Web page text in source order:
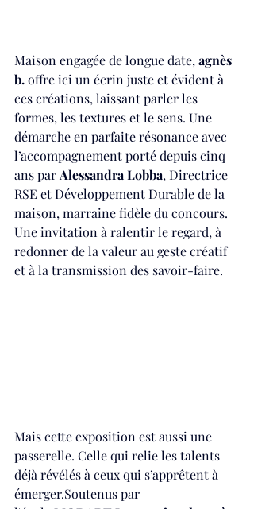
Maison engagée de longue date, agnès
b. offre ici un écrin juste et évident à
ces créations, laissant parler les
formes, les textures et le sens. Une
démarche en parfaite résonance avec
l’accompagnement porté depuis cinq
ans par Alessandra Lobba, Directrice
RSE et Développement Durable de la
maison, marraine fidèle du concours.
Une invitation à ralentir le regard, à
redonner de la valeur au geste créatif
et à la transmission des savoir-faire.
Mais cette exposition est aussi une
passerelle. Celle qui relie les talents
déjà révélés à ceux qui s’apprêtent à
émerger.Soutenus par